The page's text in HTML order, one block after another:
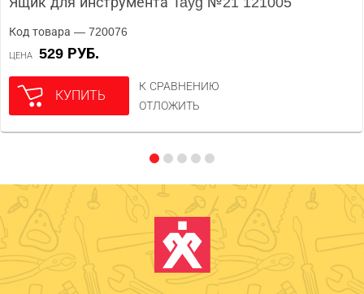
Код товара — 720076
ЦЕНА 529 РУБ.
КУПИТЬ
К СРАВНЕНИЮ
ОТЛОЖИТЬ